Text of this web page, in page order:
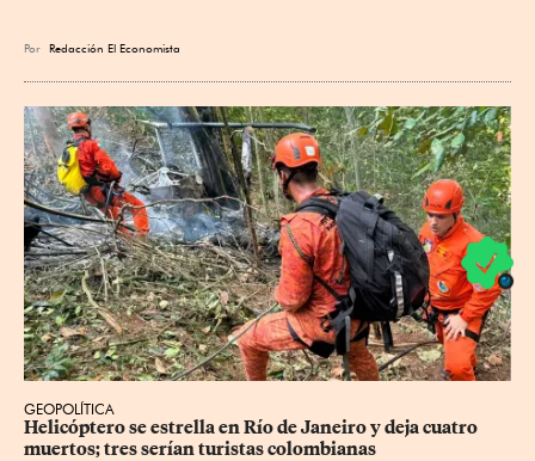
Por Redacción El Economista
GEOPOLÍTICA
Helicóptero se estrella en Río de Janeiro y deja cuatro
muertos; tres serían turistas colombianas